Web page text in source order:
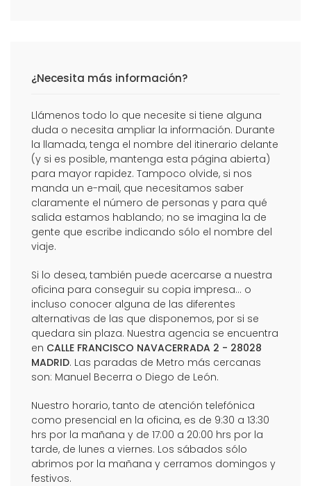
¿Necesita más información?
Llámenos todo lo que necesite si tiene alguna
duda o necesita ampliar la información. Durante
la llamada, tenga el nombre del itinerario delante
(y si es posible, mantenga esta página abierta)
para mayor rapidez. Tampoco olvide, si nos
manda un e-mail, que necesitamos saber
claramente el número de personas y para qué
salida estamos hablando; no se imagina la de
gente que escribe indicando sólo el nombre del
viaje.
Si lo desea, también puede acercarse a nuestra
oficina para conseguir su copia impresa... o
incluso conocer alguna de las diferentes
alternativas de las que disponemos, por si se
quedara sin plaza. Nuestra agencia se encuentra
en CALLE FRANCISCO NAVACERRADA 2 - 28028
MADRID. Las paradas de Metro más cercanas
son: Manuel Becerra o Diego de León.
Nuestro horario, tanto de atención telefónica
como presencial en la oficina, es de 9:30 a 13:30
hrs por la mañana y de 17:00 a 20:00 hrs por la
tarde, de lunes a viernes. Los sábados sólo
abrimos por la mañana y cerramos domingos y
festivos.